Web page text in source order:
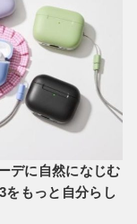
デに自然になじむ
をもっと自分らし